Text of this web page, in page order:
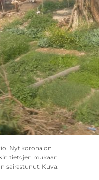
Nyt korona on
tietojen mukaan
sairastunut. Kuva: